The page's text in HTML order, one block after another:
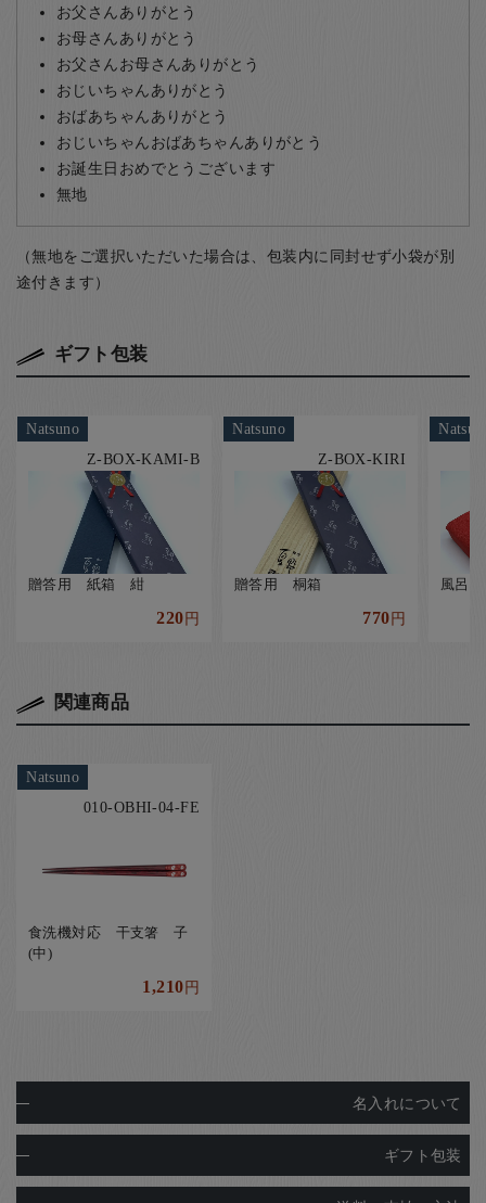
お父さんありがとう
お母さんありがとう
お父さんお母さんありがとう
おじいちゃんありがとう
おばあちゃんありがとう
おじいちゃんおばあちゃんありがとう
お誕生日おめでとうございます
無地
（無地をご選択いただいた場合は、包装内に同封せず小袋が別
途付きます）
ギフト包装
Natsuno
Z-BOX-KAMI-B
贈答用 紙箱 紺
220円
Natsuno
Z-BOX-KIRI
贈答用 桐箱
770円
風呂
関連商品
Natsuno
010-OBHI-04-FE
食洗機対応 干支箸 子
(中)
1,210円
名入れについて
ギフト包装